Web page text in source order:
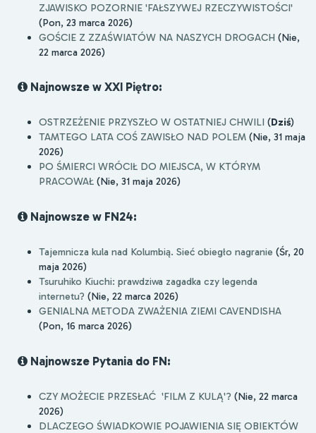
ZJAWISKO POZORNIE 'FAŁSZYWEJ RZECZYWISTOŚCI'
(Pon, 23 marca 2026)
GOŚCIE Z ZZAŚWIATÓW NA NASZYCH DROGACH (Nie,
22 marca 2026)
Najnowsze w XXI Piętro:
OSTRZEŻENIE PRZYSZŁO W OSTATNIEJ CHWILI (Dziś)
TAMTEGO LATA COŚ ZAWISŁO NAD POLEM (Nie, 31 maja
2026)
PO ŚMIERCI WRÓCIŁ DO MIEJSCA, W KTÓRYM
PRACOWAŁ (Nie, 31 maja 2026)
Najnowsze w FN24:
Tajemnicza kula nad Kolumbią. Sieć obiegło nagranie (Śr, 20
maja 2026)
Tsuruhiko Kiuchi: prawdziwa zagadka czy legenda
internetu? (Nie, 22 marca 2026)
GENIALNA METODA ZWAŻENIA ZIEMI CAVENDISHA
(Pon, 16 marca 2026)
Najnowsze Pytania do FN:
CZY MOŻECIE PRZESŁAĆ 'FILM Z KULĄ'? (Nie, 22 marca
2026)
DLACZEGO ŚWIADKOWIE POJAWIENIA SIĘ OBIEKTÓW